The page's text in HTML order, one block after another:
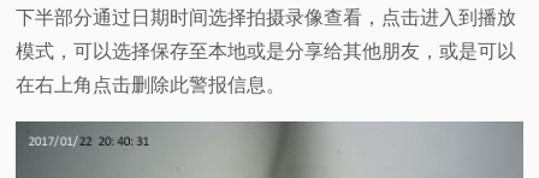
下半部分通过日期时间选择拍摄录像查看，点击进入到播放
模式，可以选择保存至本地或是分享给其他朋友，或是可以
在右上角点击删除此警报信息。